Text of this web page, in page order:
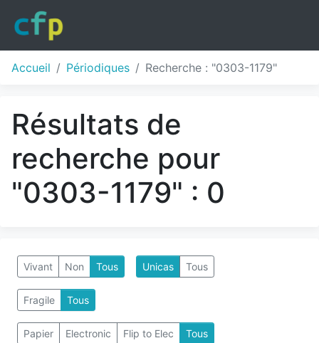
Accueil Périodiques Recherche : "0303-1179"
Résultats de
recherche pour
"0303-1179" : 0
Vivant Non Tous Unicas Tous
Fragile Tous
Papier Electronic Flip to Elec Tous